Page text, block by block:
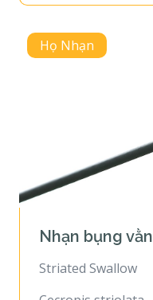
Họ Nhạn
Nhạn bụng vằn
Striated Swallow